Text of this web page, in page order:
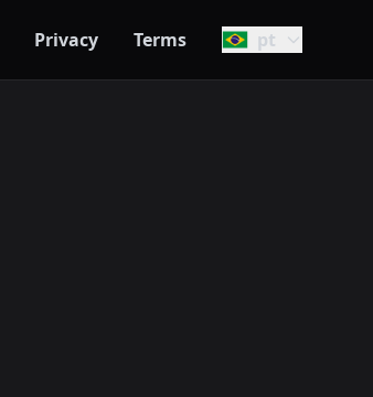
Privacy Terms pt